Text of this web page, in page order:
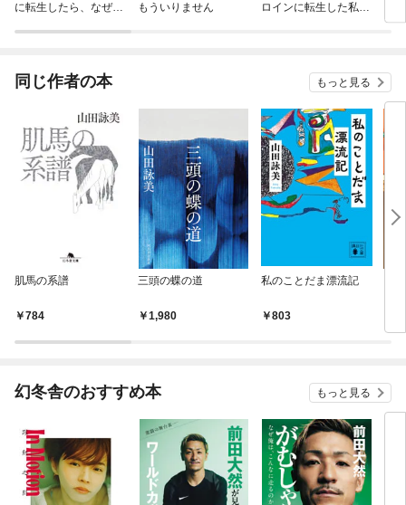
に転生したら、なぜか
もういりません
ロインに転生した私、
同じ作者の本 もっと見る
肌馬の系譜
784
三頭の蝶の道
1,980
私のことだま漂流記
803
nex
幻冬舎のおすすめ本 もっと見る